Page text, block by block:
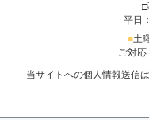
□
平日
■土
ご対応
当サイトへの個人情報送信